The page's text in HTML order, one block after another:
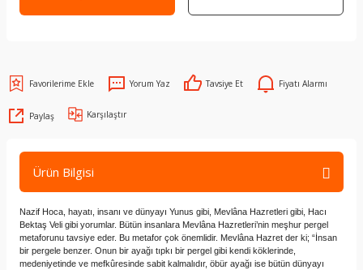
Yorum Yaz Tavsiye Et Fiyatı Alarmı
Paylaş Karşılaştır
Ürün Bilgisi
Nazif Hoca, hayatı, insanı ve dünyayı Yunus gibi, Mevlâna Hazretleri gibi, Hacı
Bektaş Veli gibi yorumlar. Bütün insanlara Mevlâna Hazretleri’nin meşhur pergel
metaforunu tavsiye eder. Bu metafor çok önemlidir. Mevlâna Hazret der ki; “İnsan
bir pergele benzer. Onun bir ayağı tıpkı bir pergel gibi kendi köklerinde,
medeniyetinde ve mefkûresinde sabit kalmalıdır, öbür ayağı ise bütün dünyayı